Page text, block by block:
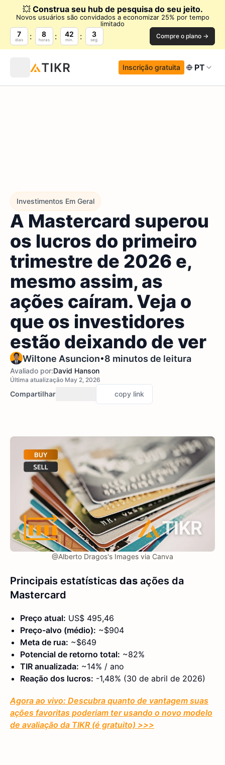
💥 Construa seu hub de pesquisa do seu jeito.
Novos usuários são convidados a economizar 25% por tempo
limitado
7
dias
8
horas
42
min.
2
seg. Compre o plano →
Inscrição gratuita PT
Investimentos Em Geral
A Mastercard superou
os lucros do primeiro
trimestre de 2026 e,
mesmo assim, as
ações caíram. Veja o
que os investidores
estão deixando de ver
Wiltone Asuncion•8 minutos de leitura
Avaliado por:David Hanson
Última atualização May 2, 2026
Compartilhar copy link
@Alberto Dragos's Images via Canva
Principais estatísticas das ações da
Mastercard
Preço atual: US$ 495,46
Preço-alvo (médio): ~$904
Meta de rua: ~$649
Potencial de retorno total: ~82%
TIR anualizada: ~14% / ano
Reação dos lucros: -1,48% (30 de abril de 2026)
Agora ao vivo: Descubra quanto de vantagem suas
ações favoritas poderiam ter usando o novo modelo
de avaliação da TIKR (é gratuito) >>>